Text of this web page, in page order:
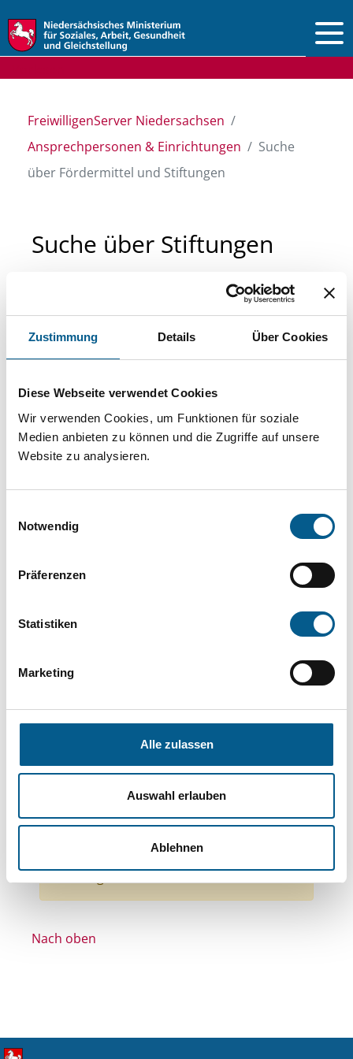
Zustimmung Details Über Cookies
Diese Webseite verwendet Cookies
Wir verwenden Cookies, um Funktionen für soziale
Medien anbieten zu können und die Zugriffe auf unsere
Website zu analysieren.
Notwendig
Präferenzen
Statistiken
Marketing
Alle zulassen
Auswahl erlauben
Ablehnen
FreiwilligenServer Niedersachsen
Ansprechpersonen & Einrichtungen
Suche
über Fördermittel und Stiftungen
Suche über Stiftungen
Sie suchen finanzielle Unterstützung für ein
Projekt oder ein Vorhaben? Hier können Sie
direkt über unsere Fördermitteldatenbank und
Stiftungsdatenbank recherchieren. Bei der
Suche bitte die Groß- und Kleinschreibung
beachten.
können durch die Wahl von Bereichen oder
Themen: Politische Bildung & Demokratie
Themen: Ländliche Entwicklung
Themen: Wissenschaft und Forschung
Themen: Gesundheitswesen
Themen: Sport
Themen: Seniorinnen, Senioren & Pflege
Nach oben